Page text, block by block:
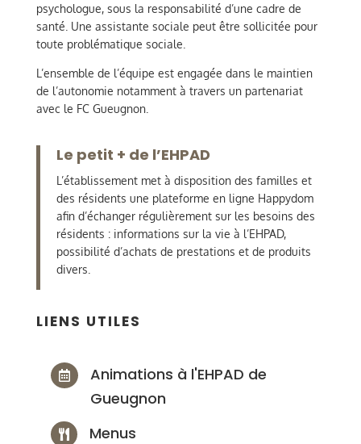
psychologue, sous la responsabilité d’une cadre de
santé. Une assistante sociale peut être sollicitée pour
toute problématique sociale.
L’ensemble de l’équipe est engagée dans le maintien
de l’autonomie notamment à travers un partenariat
avec le FC Gueugnon.
Le petit + de l’EHPAD
L’établissement met à disposition des familles et
des résidents une plateforme en ligne Happydom
afin d’échanger régulièrement sur les besoins des
résidents : informations sur la vie à l’EHPAD,
possibilité d’achats de prestations et de produits
divers.
LIENS UTILES

Animations à l'EHPAD de
Gueugnon
 Menus